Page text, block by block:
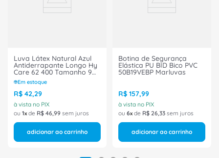
Luva Látex Natural Azul
Antiderrapante Longo Hy
Care 62 400 Tamanho 9
CA 25850 Ansell
Em estoque
R$ 42,29
à vista no PIX
ou 1 de R$ 46,99 sem juros
adicionar ao carrinho
Botina de Segurança
Elástica PU BID Bico PVC
50B19VEBP Marluvas
R$ 157,99
à vista no PIX
ou 6 de R$ 26,33 sem juros
adicionar ao carrinho